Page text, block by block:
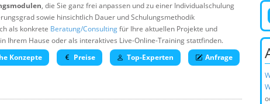
, die Sie ganz frei anpassen und zu einer Individualschulung
sowie hinsichtlich Dauer und Schulungsmethodik
als konkrete Beratung/Consultingfür Ihre aktuellen Projekte und
Ihrem Hause oder als interaktives Live-Online-Training stattfinden.
Konzepte Preise Top-Experten Anfrage